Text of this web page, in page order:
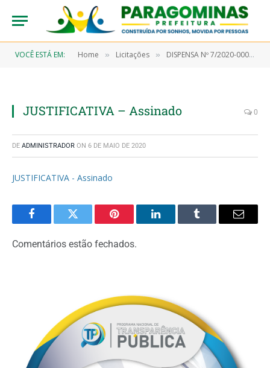
VOCÊ ESTÁ EM: Home » Licitações » DISPENSA Nº 7/2020-00023 (Aquisição de gêneros alimentícios, objetivando atender a Secretaria Municipal de Saúde e seus Programas)
JUSTIFICATIVA – Assinado 0
DE ADMINISTRADOR ON 6 DE MAIO DE 2020
JUSTIFICATIVA - Assinado
FacebookTwitter Pinterest LinkedInTumblr Email
Comentários estão fechados.